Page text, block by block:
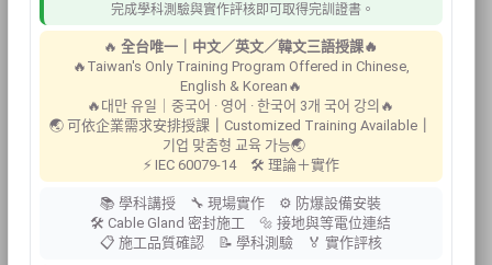
企業提升綠色生產力之重要議題，也是企
業維持市場競爭力的關鍵。ISO國際標準
組織也順應此一趨勢，於2011年6月正式
發布適用於企業的系統化能源管理標準
ISO 50001，使企業透過建置能源管理系
統，提高能源使用效率並降低能源成本。
ISO 50001能源管理系統標準是以一些準
則與計劃的建立並提供企業一個必要系統
的架構，讓企業能以一個有組織的方式，
並在不影響現有營運下，將能源使用效率
完成學科測驗與實作評核即可取得完訓證書。
🔥全台唯一｜中文／英文／韓文三語授課🔥
🔥Taiwan's Only Training Program Offered in Chinese,
English & Korean🔥
🔥대만 유일｜중국어 · 영어 · 한국어 3개 국어 강의🔥
🌏 可依企業需求安排授課
Customized Training Available
기업 맞춤형 교육 가능🌏
⚡ IEC 60079-14 🛠 理論＋實作
📚 學科講授 🔧 現場實作 ⚙ 防爆設備安裝
🛠 Cable Gland 密封施工 🔩 接地與等電位連結
📋 施工品質確認 📝 學科測驗 🏅 實作評核